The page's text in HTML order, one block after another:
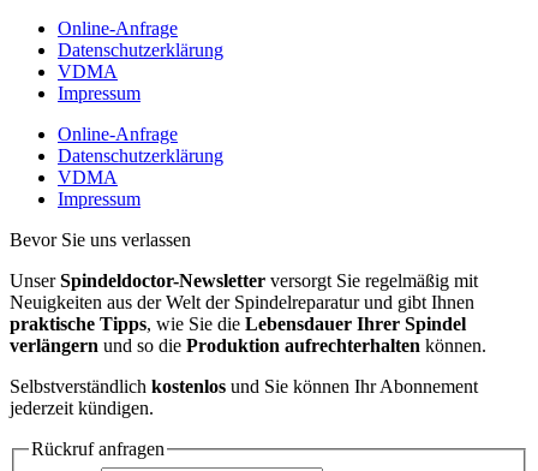
Online-Anfrage
Datenschutzerklärung
VDMA
Impressum
Online-Anfrage
Datenschutzerklärung
VDMA
Impressum
Bevor Sie uns verlassen
UnserSpindeldoctor-Newsletter versorgt Sie regelmäßig mit
Neuigkeiten aus der Welt der Spindelreparatur und gibt Ihnen
praktische Tipps, wie Sie die Lebensdauer Ihrer Spindel
verlängern und so die Produktion aufrechterhalten können.
Selbstverständlich kostenlos und Sie können Ihr Abonnement
jederzeit kündigen.
Rückruf anfragen